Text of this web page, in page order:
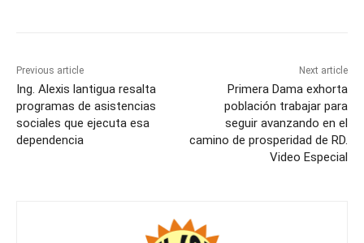
Previous article
Ing. Alexis lantigua resalta
programas de asistencias
sociales que ejecuta esa
dependencia
Next article
Primera Dama exhorta
población trabajar para
seguir avanzando en el
camino de prosperidad de RD.
Video Especial